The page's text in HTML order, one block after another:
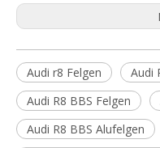
Audi r8 Felgen
Audi
Audi R8 BBS Felgen
Audi R8 BBS Alufelgen